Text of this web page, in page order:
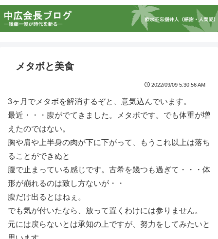
メタボと美食
2022/09/09 5:30:56 AM
3ヶ月でメタボを解消するぞと、意気込んでいます。
最近・・・腹がでてきました。メタボです。でも体重が増
えたのではない。
胸や肩や上半身の肉が下に下がって、もうこれ以上は落ち
ることができぬと
腹で止まっている感じです。古希を幾つも過ぎて・・・体
形が崩れるのは致し方ないが・・
腹だけ出るとはねぇ。
でも気が付いたなら、放って置くわけには参りません。
元には戻らないとは承知の上ですが、努力をしてみたいと